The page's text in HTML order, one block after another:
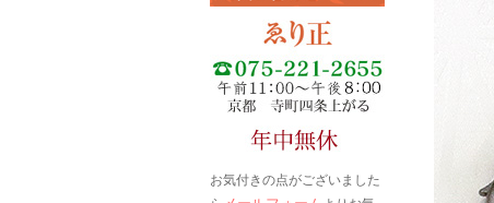
お気付きの点がございました